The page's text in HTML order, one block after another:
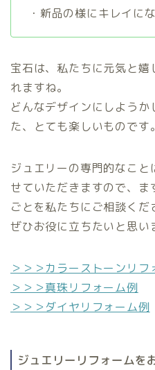
・新品の様にキレイに
宝石は、私たちに元気と嬉
れますね。
どんなデザインにしよう
た、とても楽しいものです。
ジュエリーの専門的なこ
せていただきますので、ま
ごとを私たちにご相談くだ
ぜひお役に立ちたいと思い
＞＞＞カラーストーンリフ
＞＞＞真珠リフォーム例
＞＞＞ダイヤリフォーム例
ジュエリーリフォームを